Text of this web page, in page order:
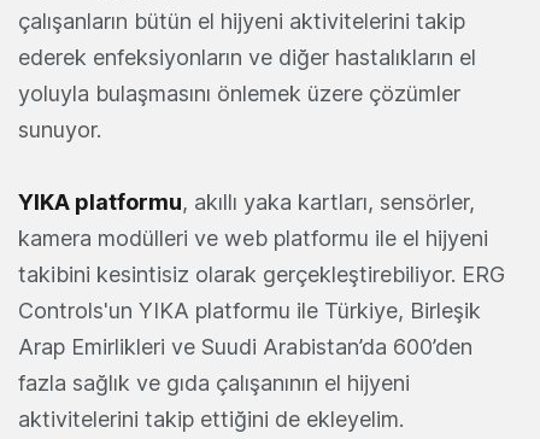
çalışanların bütün el hijyeni aktivitelerini takip
ederek enfeksiyonların ve diğer hastalıkların el
yoluyla bulaşmasını önlemek üzere çözümler
sunuyor.
YIKA platformu, akıllı yaka kartları, sensörler,
kamera modülleri ve web platformu ile el hijyeni
takibini kesintisiz olarak gerçekleştirebiliyor. ERG
Controls'un YIKA platformu ile Türkiye, Birleşik
Arap Emirlikleri ve Suudi Arabistan’da 600’den
fazla sağlık ve gıda çalışanının el hijyeni
aktivitelerini takip ettiğini de ekleyelim.